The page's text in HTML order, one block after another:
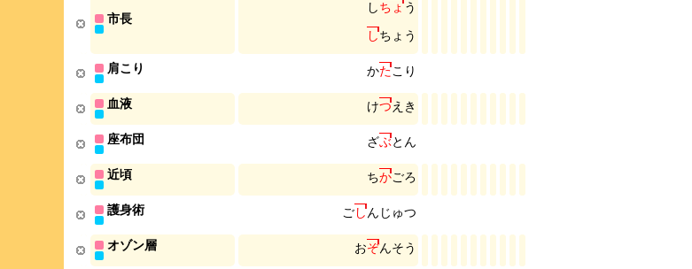
市長
しち ょう
しち ょ う
肩こり かたこ り
血液 けつえ き
座布団 ざぶと ん
近頃 ちかごろ
護身術 ごしん じ ゅつ
オゾン層 おぞんそう